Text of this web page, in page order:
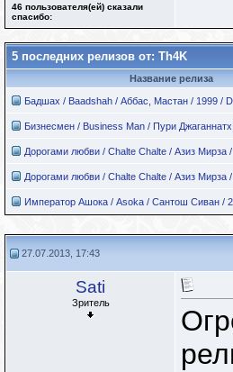
46 пользователя(ей) сказали
cпасибо:
5 последних релизов от: Th4K
Название релиза
Бадшах / Baadshah / Аббас, Мастан / 1999 /
Бизнесмен / Business Man / Пури Джаганнатх
Дорогами любви / Chalte Chalte / Азиз Мирза /
Дорогами любви / Chalte Chalte / Азиз Мирза /
Император Ашока / Asoka / Сантош Сиван /
27.07.2013, 17:43
Sati
Зритель